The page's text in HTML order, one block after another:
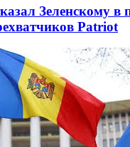
Зеленскому в
Patriot